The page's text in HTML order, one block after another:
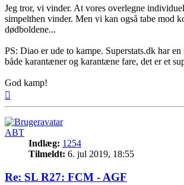
Jeg tror, vi vinder. At vores overlegne
simpelthen vinder. Men vi kan også tabe mod
dødboldene...
PS: Diao er ude to kampe. Superstats.dk har
både karantæner og karantæne fare, det er et
God kamp!
ABT
Indlæg: 1254
Tilmeldt: 6. jul 2019, 18:55
Re: SL R27: FCM - AGF